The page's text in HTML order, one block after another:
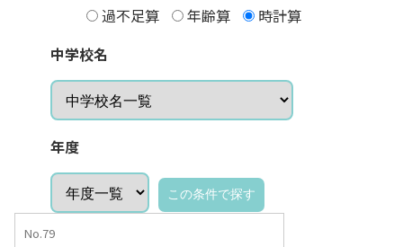
過不足算
年齢算
時計算
中学校名
年度
No.79